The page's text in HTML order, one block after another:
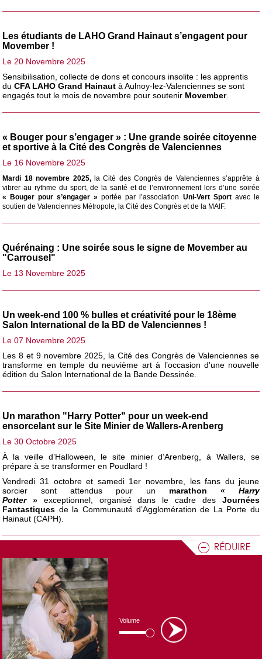
Volume
Les étudiants de LAHO Grand Hainaut s’engagent pour
Movember !
Le 20 Novembre 2025
Sensibilisation, collecte de dons et concours insolite : les apprentis
duCFA LAHO Grand Hainaut à Aulnoy-lez-Valenciennes se sont
engagés tout le mois de novembre pour soutenir Movember.
« Bouger pour s’engager » : Une grande soirée citoyenne
et sportive à la Cité des Congrès de Valenciennes
Le 16 Novembre 2025
Mardi 18 novembre 2025, la Cité des Congrès de Valenciennes s’apprête à
vibrer au rythme du sport, de la santé et de l’environnement lors d’une soirée
« Bouger pour s’engager » portée par l’association Uni-Vert Sportavec le
soutien de Valenciennes Métropole, la Cité des Congrès et de la MAIF.
Quérénaing : Une soirée sous le signe de Movember au
"Carrousel"
Le 13 Novembre 2025
Un week-end 100 % bulles et créativité pour le 18ème
Salon International de la BD de Valenciennes !
Le 07 Novembre 2025
Les 8 et 9 novembre 2025, la Cité des Congrès de Valenciennes se
transforme en temple du neuvième art à l’occasion d'une nouvelle
édition du Salon International de la Bande Dessinée.
Un marathon "Harry Potter" pour un week-end
ensorcelant sur le Site Minier de Wallers-Arenberg
Le 30 Octobre 2025
À la veille d’Halloween, le site minier d’Arenberg, à Wallers, se
prépare à se transformer en Poudlard !
Vendredi 31 octobre et samedi 1er novembre, les fans du jeune
sorcier sont attendus pour un marathon « Harry
Potter » exceptionnel, organisé dans le cadre des Journées
Fantastiques de la Communauté d’Agglomération de La Porte du
Hainaut (CAPH).
Le chocolat fait son show à la Cité des Congrès
Valenciennes ce week-end !
Le 17 Octobre 2025
C’est un événement aussi attendu que gourmand :
Show s'installe à la Cité des Congrès d’Anzin-Valenciennes
vendredi 17 au dimanche 19 octobre 2025. Un rendez-vous sucré
à ne pas manquer pour petits et grands !